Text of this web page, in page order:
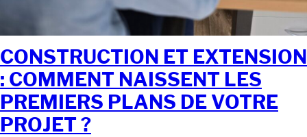
CONSTRUCTION ET EXTENSION
: COMMENT NAISSENT LES
PREMIERS PLANS DE VOTRE
PROJET ?